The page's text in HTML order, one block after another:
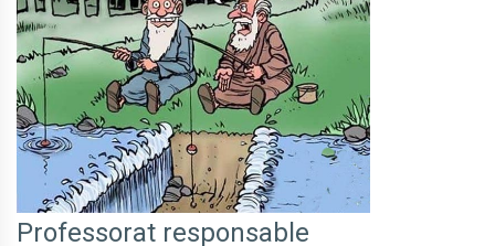
Professorat responsable